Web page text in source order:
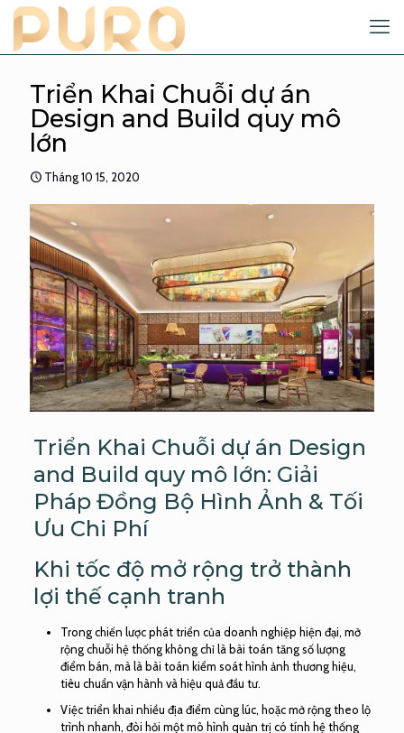
Triển Khai Chuỗi dự án
Design and Build quy mô
lớn
Tháng 10 15, 2020
Triển Khai Chuỗi dự án Design
and Build quy mô lớn: Giải
Pháp Đồng Bộ Hình Ảnh & Tối
Ưu Chi Phí
Khi tốc độ mở rộng trở thành
lợi thế cạnh tranh
Trong chiến lược phát triển của doanh nghiệp hiện đại, mở
rộng chuỗi hệ thống không chỉ là bài toán tăng số lượng
điểm bán, mà là bài toán kiểm soát hình ảnh thương hiệu,
tiêu chuẩn vận hành và hiệu quả đầu tư.
Việc triển khai nhiều địa điểm cùng lúc, hoặc mở rộng theo lộ
trình nhanh, đòi hỏi một mô hình quản trị có tính hệ thống